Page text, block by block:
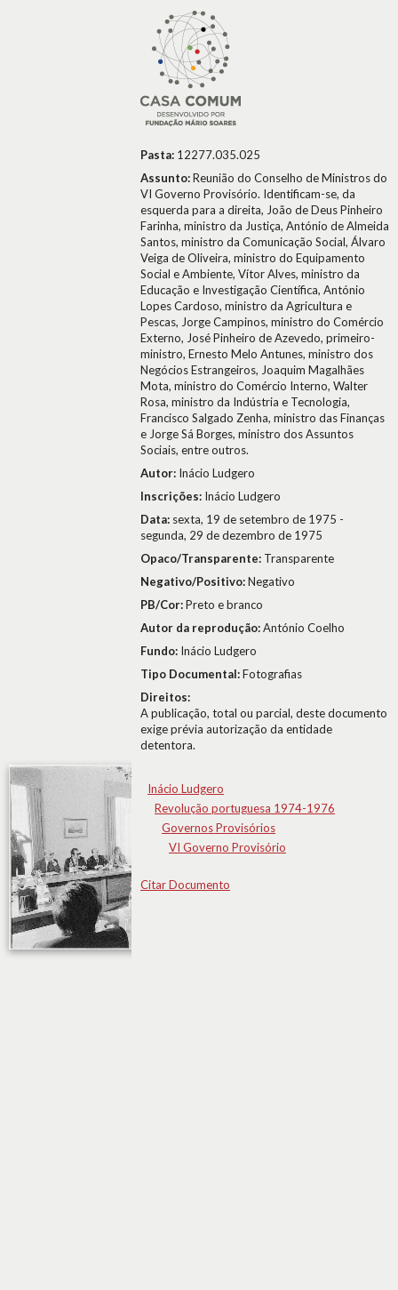
Pasta: 12277.035.025
Assunto:Reunião do Conselho de Ministros do
VI Governo Provisório. Identificam-se, da
esquerda para a direita, João de Deus Pinheiro
Farinha, ministro da Justiça, António de Almeida
Santos, ministro da Comunicação Social, Álvaro
Veiga de Oliveira, ministro do Equipamento
Social e Ambiente, Vítor Alves, ministro da
Educação e Investigação Científica, António
Lopes Cardoso, ministro da Agricultura e
Pescas, Jorge Campinos, ministro do Comércio
Externo, José Pinheiro de Azevedo, primeiro-
ministro, Ernesto Melo Antunes, ministro dos
Negócios Estrangeiros, Joaquim Magalhães
Mota, ministro do Comércio Interno, Walter
Rosa, ministro da Indústria e Tecnologia,
Francisco Salgado Zenha, ministro das Finanças
e Jorge Sá Borges, ministro dos Assuntos
Sociais, entre outros.
Autor: Inácio Ludgero
Inscrições: Inácio Ludgero
Data: sexta, 19 de setembro de 1975 -
segunda, 29 de dezembro de 1975
Opaco/Transparente: Transparente
Negativo/Positivo:Negativo
PB/Cor:Preto e branco
Autor da reprodução:António Coelho
Fundo: Inácio Ludgero
Tipo Documental:Fotografias
Direitos:
A publicação, total ou parcial, deste documento
exige prévia autorização da entidade
detentora.
Inácio Ludgero
Revolução portuguesa 1974-1976
Governos Provisórios
VI Governo Provisório
Citar Documento